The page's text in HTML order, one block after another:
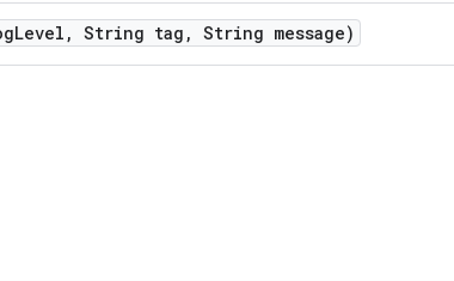
Level , String tag , String message)